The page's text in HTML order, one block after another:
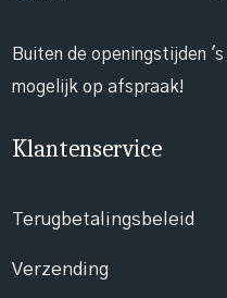
Buiten de openingstijden
mogelijk op afspraak!
Klantenservice
Terugbetalingsbeleid
Verzending